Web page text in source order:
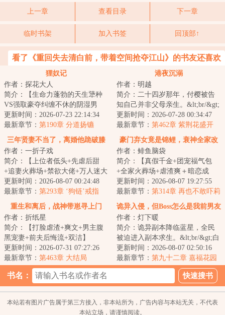
上一章 查看目录 下一章
临时书架 加入书签 回顶部↑
看了《重回失去清白前，带着空间抢夺江山》的书友还喜欢
狸奴记
作者：探花大人
简介：【生命力蓬勃的天生犟种
VS强取豪夺纠缠不休的阴湿男
鬼】&lt;br/&gt;“公子怎么不去做
王呢？”&lt;b...
更新时间：2026-07-23 22:14:34
最新章节： 第190章 分道扬镳
港夜沉溺
作者：明越
简介：二十四岁那年，付樱被告
知自己并非父母亲生。&lt;br/&gt;
亲生家庭远在千里之外，被接回
之后，她见...
更新时间：2026-07-28 00:34:47
最新章节： 第462章 紫荆花盛开
（完）
三年贤妻不当了，离婚他跪破膝
盖
作者：一折子戏
简介：【上位者低头+先虐后甜
+追妻火葬场+禁欲大佬+万人迷大
明星】姜樾上了热搜，被网友指
认小三时，商庭...
更新时间：2026-08-07 00:24:48
最新章节： 第293章 ‘狗链’戒指
豪门弃女竟是锦鲤，衰神全家改
命啦
作者：鲱鱼脑袋
简介：【真假千金+团宠福气包
+全家火葬场+虐渣爽＋暗恋成
真】&lt;br/&gt;栀栀是江城陆家最
受宠的养女，无...
更新时间：2026-08-07 19:27:55
最新章节： 第314章 再也不敢吓莉
莉了
重生和离后，战神带崽寻上门
作者：折纸星
简介：【打脸虐渣+爽文+男主腹
黑宠妻+前夫后悔流+双洁】
&lt;br/&gt;又名：《渣夫盼我死？
重生另嫁战神王...
更新时间：2026-07-31 07:27:26
最新章节： 第463章 大结局
诡异入侵，但Boss怎么是我前男友
作者：灯下暖
简介：诡异副本降临蓝星，全民
被迫进入副本求生。&lt;br/&gt;白
棠被副本选中成为玩家，万万没
想到会重逢...
更新时间：2026-08-07 02:50:16
最新章节： 第九十二章 嘉福花园
26
书名：
本站若有图片广告属于第三方接入，非本站所为，广告内容与本站无关，不代表
本站立场，请谨慎阅读。